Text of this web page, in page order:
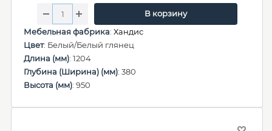
В корзину
Мебельная фабрика: Хандис
Цвет: Белый/Белый глянец
Длина (мм): 1204
Глубина (Ширина) (мм): 380
Высота (мм): 950